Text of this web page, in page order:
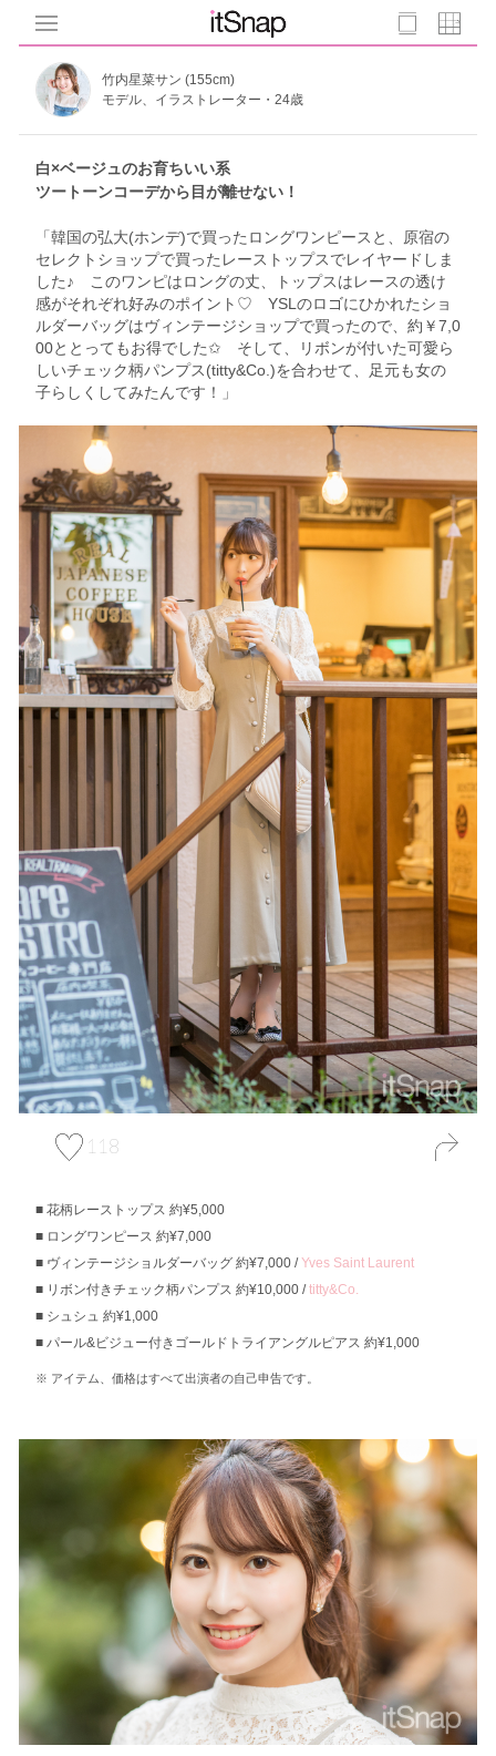
竹内星菜サン (155cm)
モデル、イラストレーター・24歳
白×ベージュのお育ちいい系
ツートーンコーデから目が離せない！
「韓国の弘大(ホンデ)で買ったロングワンピースと、原宿の
セレクトショップで買ったレーストップスでレイヤードしま
した♪ このワンピはロングの丈、トップスはレースの透け
感がそれぞれ好みのポイント♡ YSLのロゴにひかれたショ
ルダーバッグはヴィンテージショップで買ったので、約￥7,0
00ととってもお得でした✩ そして、リボンが付いた可愛ら
しいチェック柄パンプス(titty&Co.)を合わせて、足元も女の
子らしくしてみたんです！」
118
花柄レーストップス 約¥5,000
ロングワンピース 約¥7,000
ヴィンテージショルダーバッグ 約¥7,000 /Yves Saint Laurent
リボン付きチェック柄パンプス 約¥10,000 /titty&Co.
シュシュ 約¥1,000
パール&ビジュー付きゴールドトライアングルピアス 約¥1,000
アイテム、価格はすべて出演者の自己申告です。